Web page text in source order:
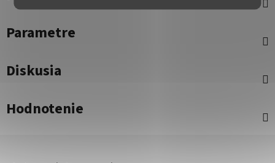
Parametre
Diskusia
Hodnotenie